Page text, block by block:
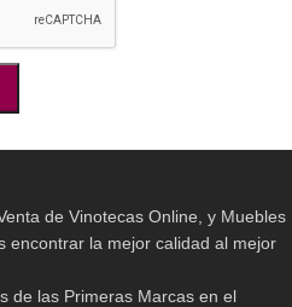
de Vinotecas Online, y Muebles
encontrar la mejor calidad al mejor
de las Primeras Marcas en el